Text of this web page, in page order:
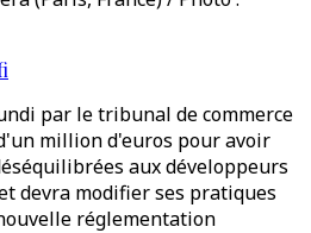
par le tribunal de commerce
million d'euros pour avoir
aux développeurs
devra modifier ses pratiques
réglementation